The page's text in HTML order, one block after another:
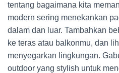
tentang bagaimana kita
modern sering menekankan
dalam dan luar. Tambahkan
ke teras atau balkonmu, dan
menyegarkan lingkungan.
outdoor yang stylish untuk